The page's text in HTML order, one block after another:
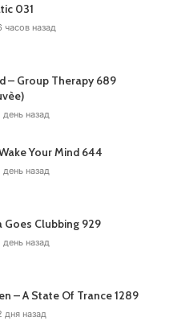
031
часов назад
– Group Therapy 689
день назад
Your Mind 644
день назад
Goes Clubbing 929
день назад
– A State Of Trance 1289
дня назад